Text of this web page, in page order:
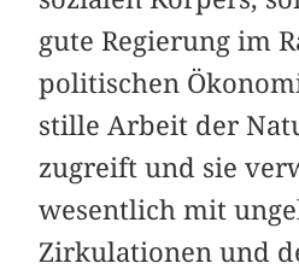
gute Regierung im
politischen
stille Arbeit der
zugreift und sie
wesentlich mit
Zirkulationen und